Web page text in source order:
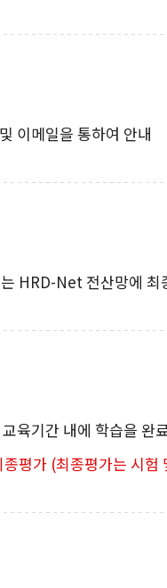
이메일을 통하여 안내
HRD-Net 전산망에
육기간 내에 학습을 완
평가 (최종평가는 시